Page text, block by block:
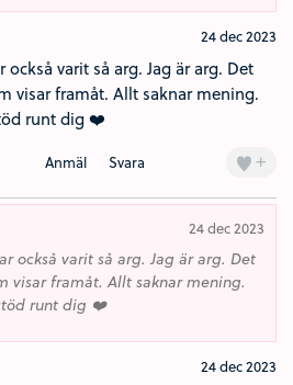
24 dec 2023
också varit så arg. Jag är arg. Det
visar framåt. Allt saknar mening.
runt dig ❤️
Anmäl Svara +
24 dec 2023
också varit så arg. Jag är arg. Det
visar framåt. Allt saknar mening.
runt dig ❤️
24 dec 2023